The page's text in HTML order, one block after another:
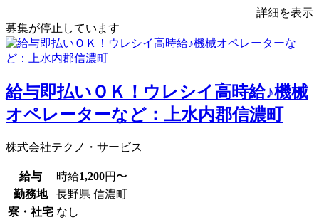
詳細を表示
募集が停止しています
給与即払いＯＫ！ウレシイ高時給♪機械
オペレーターなど：上水内郡信濃町
株式会社テクノ・サービス
給与 時給1,200円〜
勤務地
長野県 信濃町
寮・社宅 なし